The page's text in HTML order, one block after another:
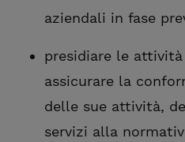
aziendali in fase
presidiare le
assicurare la
delle sue attività,
servizi alla